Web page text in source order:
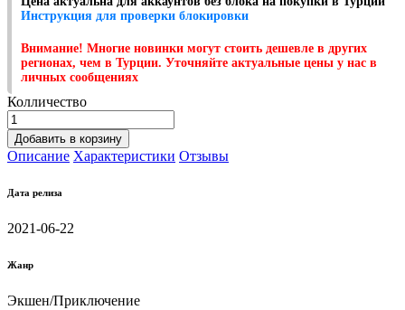
Инструкция для проверки блокировки
Внимание! Многие новинки могут стоить дешевле в других
регионах, чем в Турции. Уточняйте актуальные цены у нас в
личных сообщениях
Колличество
Добавить в корзину
Описание Характеристики Отзывы
Дата релиза
2021-06-22
Жанр
Экшен/Приключение